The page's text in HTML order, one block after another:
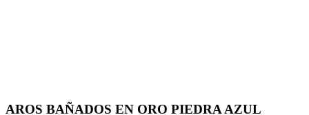
AROS BAÑADOS EN ORO PIEDRA AZUL